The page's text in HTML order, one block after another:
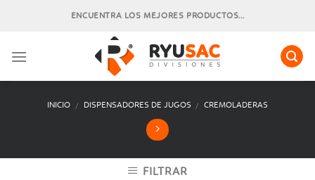
ENCUENTRA LOS MEJORES PRODUCTOS...
INICIO / DISPENSADORES DE JUGOS / CREMOLADERAS
FILTRAR